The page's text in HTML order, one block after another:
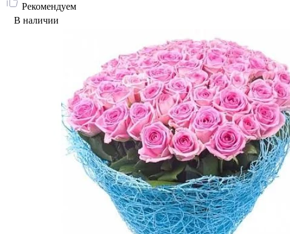
Рекомендуем
В наличии